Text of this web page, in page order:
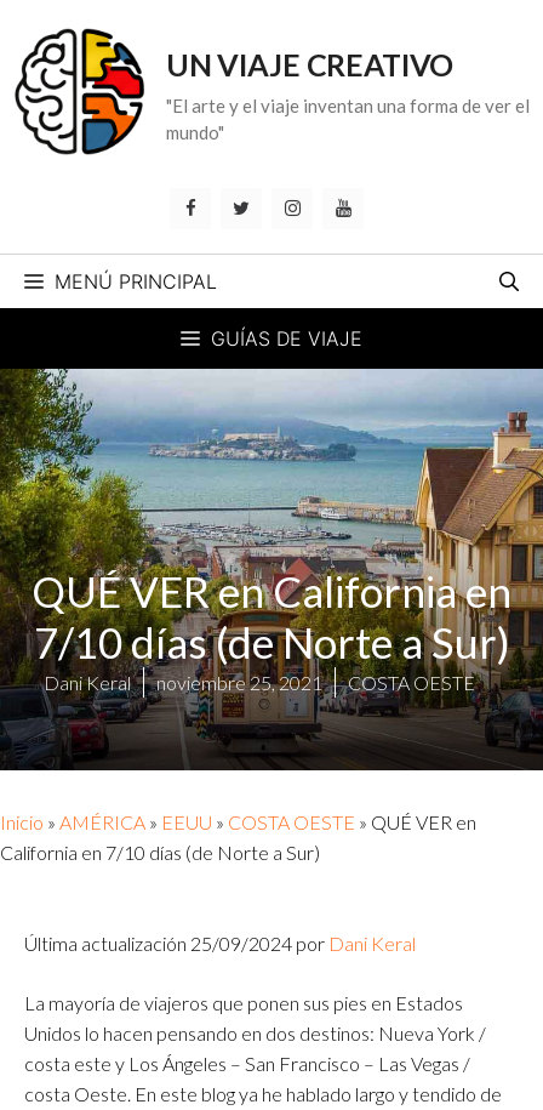
contenido
UN VIAJE CREATIVO
"El arte y el viaje inventan una forma de ver el
mundo"
MENÚ PRINCIPAL
GUÍAS DE VIAJE
QUÉ VER en California en
7/10 días (de Norte a Sur)
Dani Keral noviembre 25, 2021 COSTA OESTE
Inicio » AMÉRICA » EEUU » COSTA OESTE » QUÉ VER en
California en 7/10 días (de Norte a Sur)
Última actualización 25/09/2024 por Dani Keral
La mayoría de viajeros que ponen sus pies en Estados
Unidos lo hacen pensando en dos destinos: Nueva York /
costa este y Los Ángeles – San Francisco – Las Vegas /
costa Oeste. En este blog ya he hablado largo y tendido de